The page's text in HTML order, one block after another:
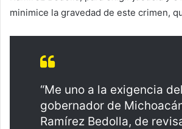
minimice la gravedad de este crimen,
“Me uno a la exigencia del
gobernador de
Ramírez Bedolla, de